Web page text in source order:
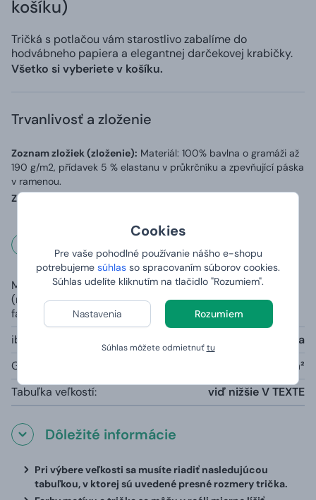
Cookies
Pre vaše pohodlné používanie nášho e-shopu
potrebujeme súhlas so spracovaním súborov cookies.
Súhlas udelíte kliknutím na tlačidlo "Rozumiem".
Nastavenia Rozumiem
Súhlas môžete odmietnuťtu
košíku)
Tričká s potlačou vám starostlivo zabalíme do
hodvábneho papiera a elegantnej darčekovej krabičky.
Všetko si vyberiete v košíku.
Trvanlivosť a zloženie
Zoznam zložiek (zloženie): Materiál: 100% bavlna o gramáži až
190 g/m2, přídavek 5 % elastanu v průkrčníku a zpevňující páska
v ramenou.
Země původu:
Materiál
(rozdielny u šedej
farby):
100% čiastočne česaná prstencová
bavlna, priekrčník s 5 % elastanu
iba šedá farba melange:
85% bavlna, 15% viskóza
Gramáž:
190g/m²
Tabuľka veľkostí:
viď nižšie V TEXTE
Dôležité informácie
Pri výbere veľkosti sa musíte riadiť nasledujúcou
tabuľkou, v ktorej sú uvedené presné rozmery trička.